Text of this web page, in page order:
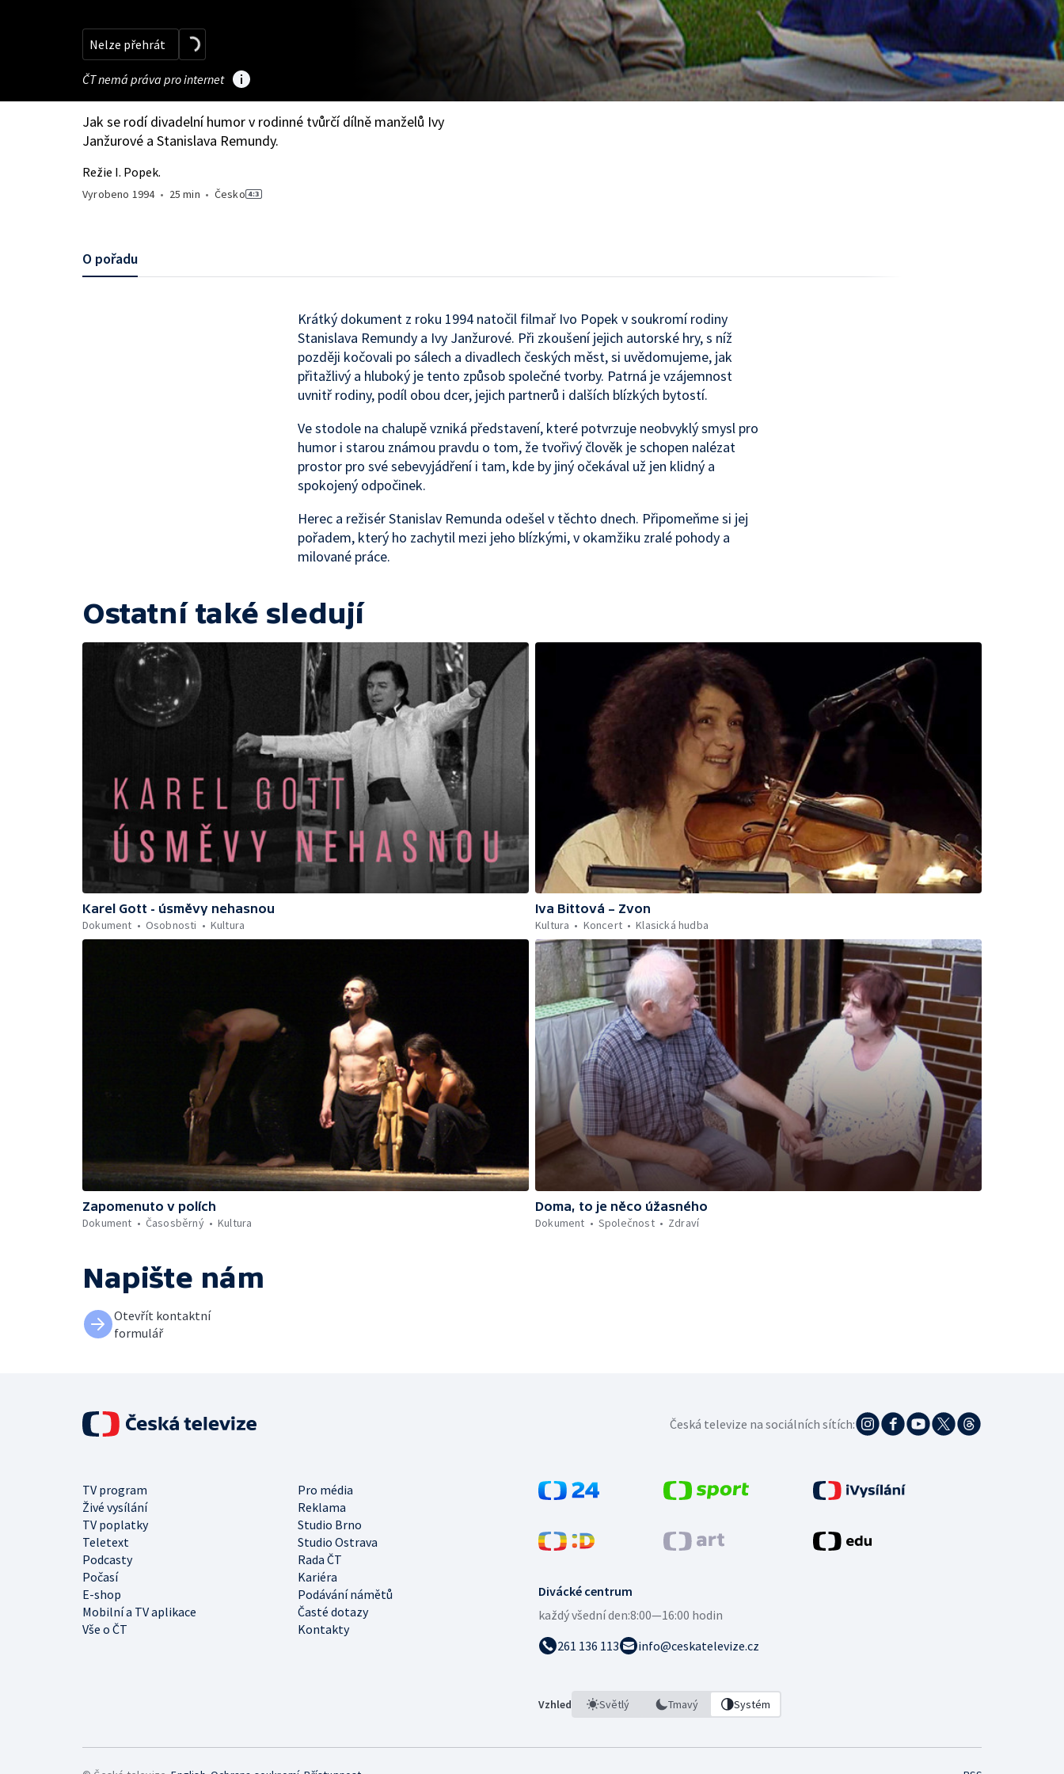
Nelze přehrát
ČT nemá práva pro internet
Jak se rodí divadelní humor v rodinné tvůrčí dílně manželů Ivy
Janžurové a Stanislava Remundy.
Režie I. Popek.
Vyrobeno 1994• 25 min • Česko
O pořadu
Krátký dokument z roku 1994 natočil filmař Ivo Popek v soukromí rodiny
Stanislava Remundy a Ivy Janžurové. Při zkoušení jejich autorské hry, s níž
později kočovali po sálech a divadlech českých měst, si uvědomujeme, jak
přitažlivý a hluboký je tento způsob společné tvorby. Patrná je vzájemnost
uvnitř rodiny, podíl obou dcer, jejich partnerů i dalších blízkých bytostí.
Ve stodole na chalupě vzniká představení, které potvrzuje neobvyklý smysl pro
humor i starou známou pravdu o tom, že tvořivý člověk je schopen nalézat
prostor pro své sebevyjádření i tam, kde by jiný očekával už jen klidný a
spokojený odpočinek.
Herec a režisér Stanislav Remunda odešel v těchto dnech. Připomeňme si jej
pořadem, který ho zachytil mezi jeho blízkými, v okamžiku zralé pohody a
milované práce.
Ostatní také sledují
Karel Gott - úsměvy nehasnou
Dokument
Osobnosti Kultura
Iva Bittová – Zvon
Kultura
Koncert Klasická hudba
Zapomenuto v polích
Dokument
Časosběrný Kultura
Doma, to je něco úžasného
Dokument
Společnost Zdraví
Napište nám
Otevřít kontaktní
formulář
Divácké centrum
každý všední den:8:00—16:00 hodin
261 136 113
info@ceskatelevize.cz
Vzhled Světlý Tmavý Systém
TV program
Pro média
Živé vysílání
Reklama
TV poplatky
Studio Brno
Teletext
Studio Ostrava
Podcasty
Rada ČT
Počasí
Kariéra
E-shop
Podávání námětů
Mobilní a TV aplikace
Časté dotazy
Vše o ČT
Kontakty
Česká televize na sociálních sítích: